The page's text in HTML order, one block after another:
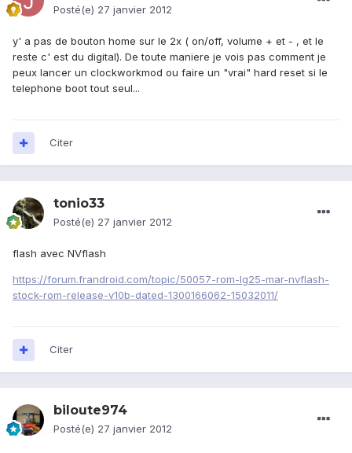
Posté(e) 27 janvier 2012
y' a pas de bouton home sur le 2x ( on/off, volume + et - , et le
reste c' est du digital). De toute maniere je vois pas comment je
peux lancer un clockworkmod ou faire un "vrai" hard reset si le
telephone boot tout seul...
Citer
tonio33
Posté(e) 27 janvier 2012
flash avec NVflash
https://forum.frandroid.com/topic/50057-rom-lg25-mar-nvflash-
stock-rom-release-v10b-dated-1300166062-15032011/
Citer
biloute974
Posté(e) 27 janvier 2012